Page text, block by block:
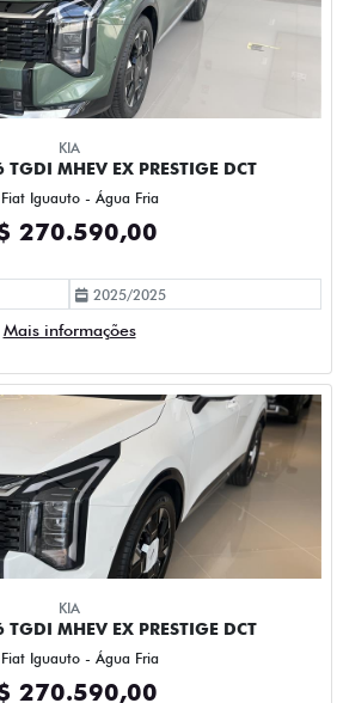
KIA
TGDI MHEV EX PRESTIGE DCT
Fiat Iguauto - Água Fria
270.590,00
2025/2025
Mais informações
KIA
TGDI MHEV EX PRESTIGE DCT
Fiat Iguauto - Água Fria
270.590,00